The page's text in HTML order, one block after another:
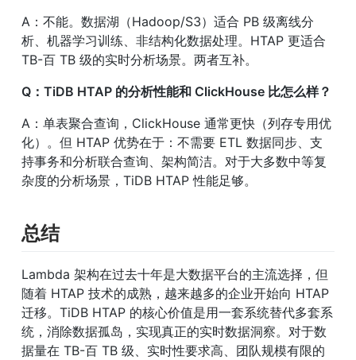
A：不能。数据湖（Hadoop/S3）适合 PB 级离线分
析、机器学习训练、非结构化数据处理。HTAP 更适合
TB-百 TB 级的实时分析场景。两者互补。
Q：TiDB HTAP 的分析性能和 ClickHouse 比怎么样？
A：单表聚合查询，ClickHouse 通常更快（列存专用优
化）。但 HTAP 优势在于：不需要 ETL 数据同步、支
持事务和分析联合查询、架构简洁。对于大多数中等复
杂度的分析场景，TiDB HTAP 性能足够。
总结
Lambda 架构在过去十年是大数据平台的主流选择，但
随着 HTAP 技术的成熟，越来越多的企业开始向 HTAP
迁移。TiDB HTAP 的核心价值是用一套系统替代多套系
统，消除数据孤岛，实现真正的实时数据洞察。对于数
据量在 TB-百 TB 级、实时性要求高、团队规模有限的